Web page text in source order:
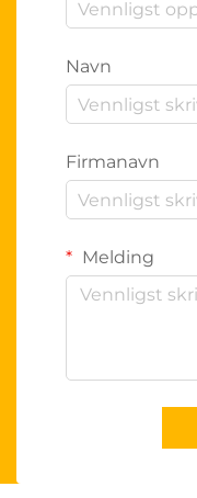
Navn
Firmanavn
Melding